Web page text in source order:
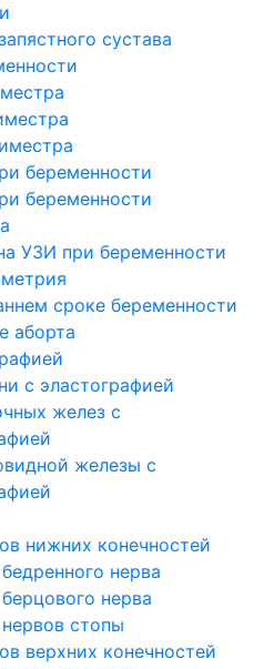
сустава
беременности
беременности
УЗИ при беременности
сроке беременности
аборта
с эластографией
желез с
железы с
нижних конечностей
нерва
нерва
стопы
верхних конечностей